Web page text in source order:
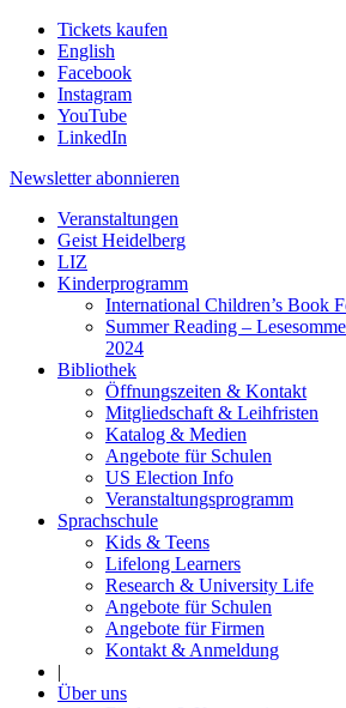
Tickets kaufen
English
Facebook
Instagram
YouTube
LinkedIn
Newsletter abonnieren
Veranstaltungen
Geist Heidelberg
LIZ
Kinderprogramm
International Children’s Book
Summer Reading –
2024
Bibliothek
Öffnungszeiten & Kontakt
Mitgliedschaft & Leihfristen
Katalog & Medien
Angebote für Schulen
US Election Info
Veranstaltungsprogramm
Sprachschule
Kids & Teens
Lifelong Learners
Research & University Life
Angebote für Schulen
Angebote für Firmen
Kontakt & Anmeldung
|
Über uns